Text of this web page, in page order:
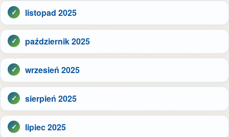
listopad 2025
październik 2025
wrzesień 2025
sierpień 2025
lipiec 2025